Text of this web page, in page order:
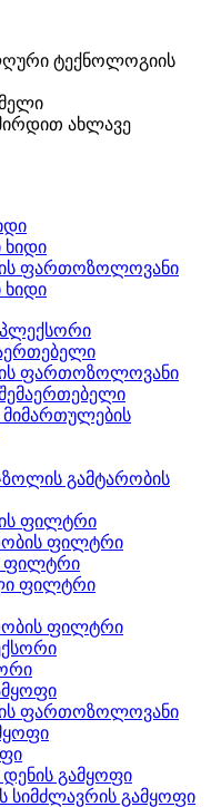
ტექნოლოგიის
ახლავე
ხიდი
ფართოზოლოვანი
ხიდი
ფართოზოლოვანი
გამტარობის
ფილტრი
ფილტრი
ფილტრი
ფილტრი
ფილტრი
ფართოზოლოვანი
გამყოფი
სიმძლავრის გამყოფი